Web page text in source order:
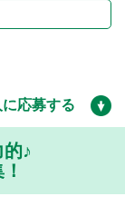
応募する
♪